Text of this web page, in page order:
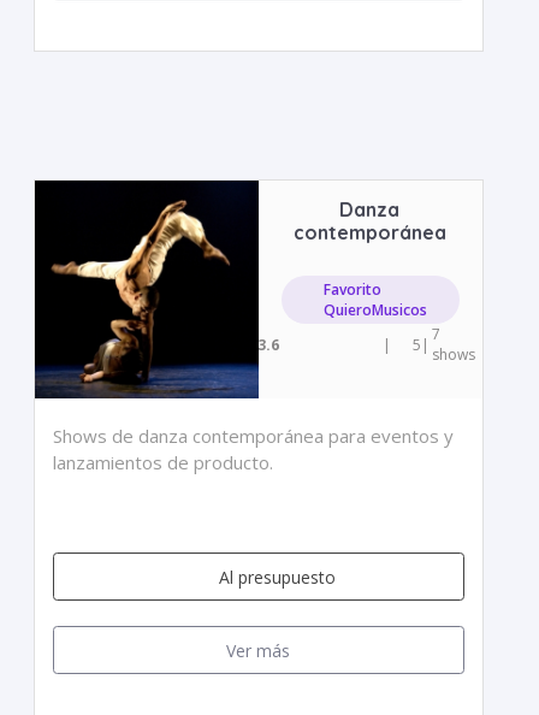
Danza
contemporánea
Favorito
QuieroMusicos
3.6
| 5 | 7
shows
Shows de danza contemporánea para eventos y
lanzamientos de producto.
Al presupuesto
Ver más